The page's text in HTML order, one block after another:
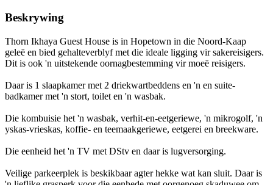
Beskrywing
Thorn Ikhaya Guest House is in Hopetown in die Noord-Kaap
geleë en bied gehalteverblyf met die ideale ligging vir sakereisigers.
Dit is ook 'n uitstekende oornagbestemming vir moeë reisigers.
Daar is 1 slaapkamer met 2 driekwartbeddens en 'n en suite-
badkamer met 'n stort, toilet en 'n wasbak.
Die kombuisie het 'n wasbak, verhit-en-eetgeriewe, 'n mikrogolf, 'n
yskas-vrieskas, koffie- en teemaakgeriewe, eetgerei en breekware.
Die eenheid het 'n TV met DStv en daar is lugversorging.
Veilige parkeerplek is beskikbaar agter hekke wat kan sluit. Daar is